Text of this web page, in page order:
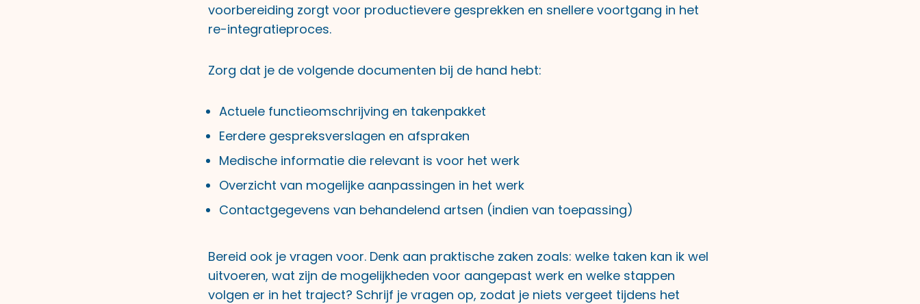
voorbereiding zorgt voor productievere gesprekken en snellere voortgang in het
re-integratieproces.
Zorg dat je de volgende documenten bij de hand hebt:
Actuele functieomschrijving en takenpakket
Eerdere gespreksverslagen en afspraken
Medische informatie die relevant is voor het werk
Overzicht van mogelijke aanpassingen in het werk
Contactgegevens van behandelend artsen (indien van toepassing)
Bereid ook je vragen voor. Denk aan praktische zaken zoals: welke taken kan ik wel
uitvoeren, wat zijn de mogelijkheden voor aangepast werk en welke stappen
volgen er in het traject? Schrijf je vragen op, zodat je niets vergeet tijdens het